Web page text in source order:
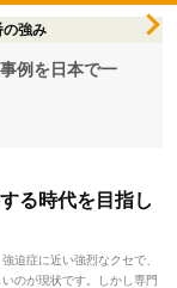
の強み
例を日本で一
る時代を目指し
迫症に近い強烈なクセで、
のが現状です。しかし専門